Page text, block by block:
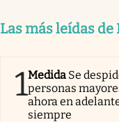
Las más leídas
1Medida Se
personas
ahora en
siempre